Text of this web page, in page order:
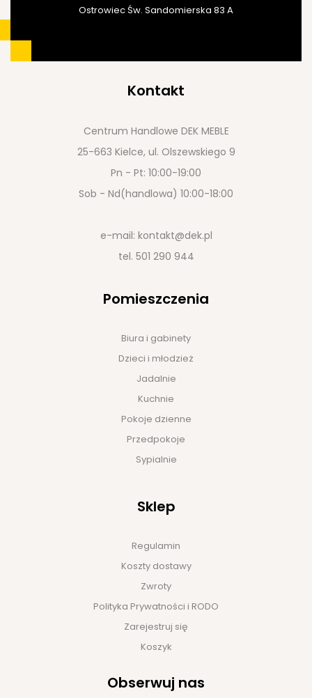
Ostrowiec Św. Sandomierska 83 A
Kontakt
Centrum Handlowe DEK MEBLE
25-663 Kielce, ul. Olszewskiego 9
Pn - Pt: 10:00-19:00
Sob - Nd(handlowa) 10:00-18:00
e-mail: kontakt@dek.pl
tel. 501 290 944
Pomieszczenia
Biura i gabinety
Dzieci i młodzież
Jadalnie
Kuchnie
Pokoje dzienne
Przedpokoje
Sypialnie
Sklep
Regulamin
Koszty dostawy
Zwroty
Polityka Prywatności i RODO
Zarejestruj się
Koszyk
Obserwuj nas